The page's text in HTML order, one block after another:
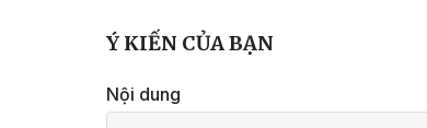
Ý KIẾN CỦA BẠN
Nội dung